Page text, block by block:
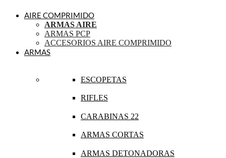
AIRE COMPRIMIDO
ARMAS AIRE
ARMAS PCP
ACCESORIOS AIRE COMPRIMIDO
ARMAS
ESCOPETAS
RIFLES
CARABINAS 22
ARMAS CORTAS
ARMAS DETONADORAS